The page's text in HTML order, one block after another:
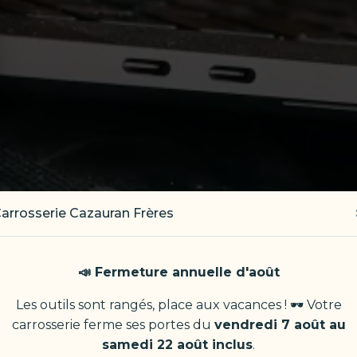
Cazauran Frères
📣 Fermeture annuelle d'août
Les outils sont rangés, place aux vacances ! 🕶️ Votre
carrosserie ferme ses portes du vendredi 7 août au
samedi 22 août inclus.